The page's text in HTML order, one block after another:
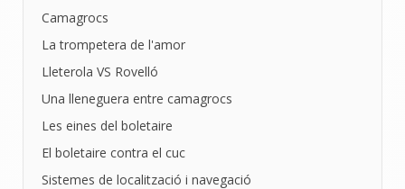
Camagrocs
La trompetera de l'amor
Lleterola VS Rovelló
Una lleneguera entre camagrocs
Les eines del boletaire
El boletaire contra el cuc
Sistemes de localització i navegació